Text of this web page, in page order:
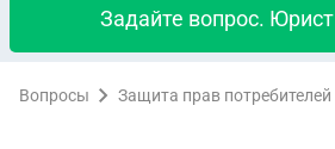
Задайте вопрос.
Вопросы Защита прав потребителей